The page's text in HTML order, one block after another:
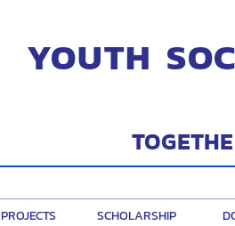
YOUTH
PROJECTS SCHOLARSHIP